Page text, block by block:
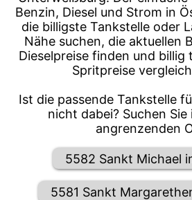
Benzin, Diesel und Strom in
die billigste Tankstelle oder
Nähe suchen, die aktuellen
Dieselpreise finden und billig
Spritpreise
Ist die passende Tankstelle
nicht dabei? Suchen
angrenzenden
5582 Sankt Michael
5581 Sankt